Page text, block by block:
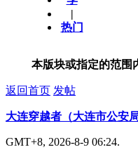
|
热门
本版块或指定的范围
返回首页 发帖
大连穿越者（大连市公安
GMT+8, 2026-8-9 06:24.